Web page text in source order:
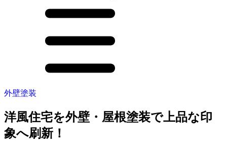
外壁塗装
洋風住宅を外壁・屋根塗装で上品な印
象へ刷新！